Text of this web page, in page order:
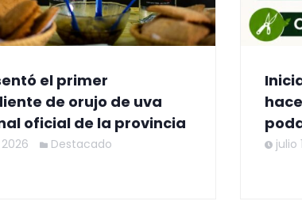
el primer
de orujo de uva
oficial de la provincia
Destacado julio